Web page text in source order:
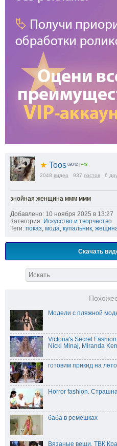
★ Toos 68042 +48
2048 видео 937 постов 6
знойная женщина ммм ммм
Добавлено: 10 ноября 2025 в 13:27
Категория: Искусство и творчество
Теги: показ, мода, купальник,
Скачать
Модели с пляжной
Victoria's Secret
Nicki Minaj, Miranda
готовим прикид на лето
Horror fashion.
баба в ремешках
Вязаные вещи. ТВК